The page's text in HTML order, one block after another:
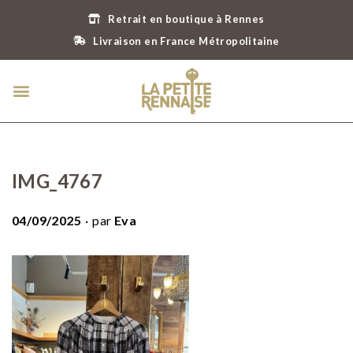
Retrait en boutique à Rennes
Livraison en France Métropolitaine
IMG_4767
P
l
é
04/09/2025 par Eva